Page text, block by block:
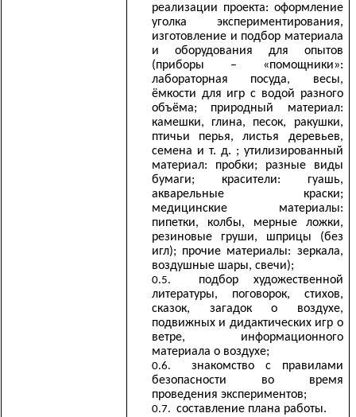
реализации проекта: оформление
уголка экспериментирования,
изготовление и подбор материала
и оборудования для опытов
(приборы – «помощники»:
лабораторная посуда, весы,
ёмкости для игр с водой разного
объёма; природный материал:
камешки, глина, песок, ракушки,
птичьи перья, листья деревьев,
семена и т. д. ; утилизированный
материал: пробки; разные виды
бумаги; красители: гуашь,
акварельные краски;
медицинские материалы:
пипетки, колбы, мерные ложки,
резиновые груши, шприцы (без
игл); прочие материалы: зеркала,
воздушные шары, свечи);
подбор художественной
литературы, поговорок, стихов,
сказок, загадок о воздухе,
подвижных и дидактических игр о
ветре, информационного
материала о воздухе;
знакомство с правилами
безопасности во время
проведения экспериментов;
составление плана работы.